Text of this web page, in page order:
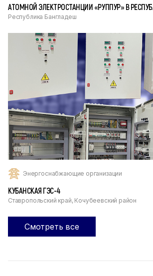
АТОМНОЙ ЭЛЕКТРОСТАНЦИИ «РУППУР» В
Республика Бангладеш
Энергоснабжающие организации
КУБАНСКАЯ ГЭС-4
Ставропольский край, Кочубеевский район
Смотреть все